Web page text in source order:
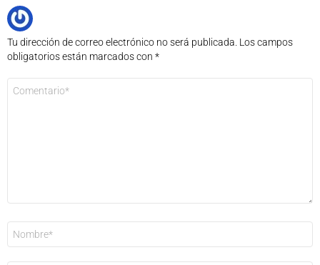
Tu dirección de correo electrónico no será publicada. Los campos
obligatorios están marcados con *